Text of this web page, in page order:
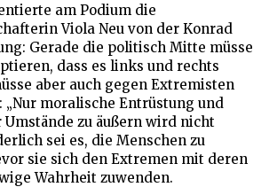
am Podium die
Viola Neu von der Konrad
Gerade die politisch Mitte müsse
dass es links und rechts
aber auch gegen Extremisten
moralische Entrüstung und
Umstände zu äußern wird nicht
sei es, die Menschen zu
sie sich den Extremen mit deren
Wahrheit zuwenden.